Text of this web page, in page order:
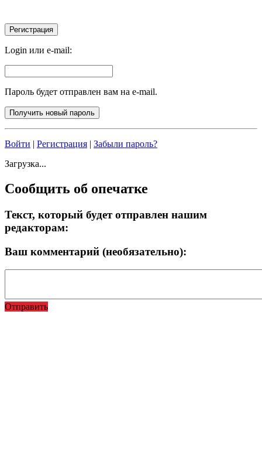
Login или e-mail:
Пароль будет отправлен вам на e-mail.
Войти Регистрация
Забыли пароль?
Загрузка...
Сообщить об опечатке
Текст, который будет отправлен нашим
редакторам:
Ваш комментарий (необязательно):
Отправить